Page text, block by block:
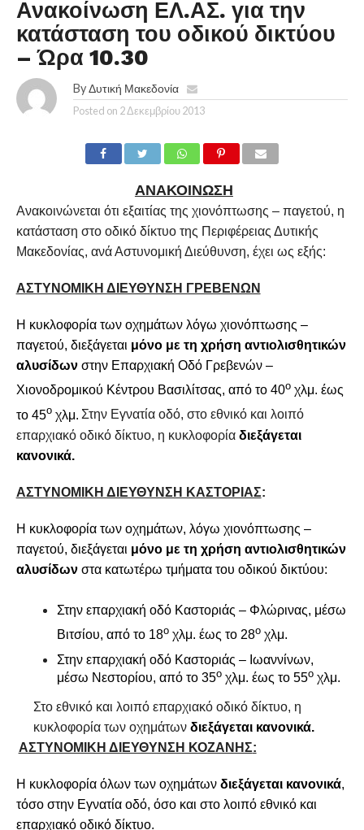
Ανακοίνωση ΕΛ.ΑΣ. για την
κατάσταση του οδικού δικτύου
– Ώρα 10.30
By Δυτική Μακεδονία
Posted on 2 Δεκεμβρίου 2013
ΑΝΑΚΟΙΝΩΣΗ
Ανακοινώνεται ότι εξαιτίας της χιονόπτωσης – παγετού, η
κατάσταση στο οδικό δίκτυο της Περιφέρειας Δυτικής
Μακεδονίας, ανά Αστυνομική Διεύθυνση, έχει ως εξής:
ΑΣΤΥΝΟΜΙΚΗ ΔΙΕΥΘΥΝΣΗ ΓΡΕΒΕΝΩΝ
Η κυκλοφορία των οχημάτων λόγω χιονόπτωσης –
παγετού, διεξάγεται μόνο με τη χρήση αντιολισθητικών
αλυσίδωνστην Επαρχιακή Οδό Γρεβενών –
Χιονοδρομικού Κέντρου Βασιλίτσας, από το 40οχλμ. έως
το 45οχλμ. Στην Εγνατία οδό, στο εθνικό και λοιπό
επαρχιακό οδικό δίκτυο, η κυκλοφορία διεξάγεται
κανονικά.
ΑΣΤΥΝΟΜΙΚΗ ΔΙΕΥΘΥΝΣΗ ΚΑΣΤΟΡΙΑΣ:
Η κυκλοφορία των οχημάτων, λόγω χιονόπτωσης –
παγετού, διεξάγεται μόνο με τη χρήση αντιολισθητικών
αλυσίδωνστα κατωτέρω τμήματα του οδικού δικτύου:
Στην επαρχιακή οδό Καστοριάς – Φλώρινας, μέσω
Βιτσίου, από το 18οχλμ. έως το 28οχλμ.
Στην επαρχιακή οδό Καστοριάς – Ιωαννίνων,
μέσω Νεστορίου, από το 35οχλμ. έως το 55οχλμ.
Στο εθνικό και λοιπό επαρχιακό οδικό δίκτυο, η
κυκλοφορία των οχημάτων διεξάγεται κανονικά.
ΑΣΤΥΝΟΜΙΚΗ ΔΙΕΥΘΥΝΣΗ ΚΟΖΑΝΗΣ:
Η κυκλοφορία όλων των οχημάτων διεξάγεται κανονικά,
τόσο στην Εγνατία οδό, όσο και στο λοιπό εθνικό και
επαρχιακό οδικό δίκτυο.